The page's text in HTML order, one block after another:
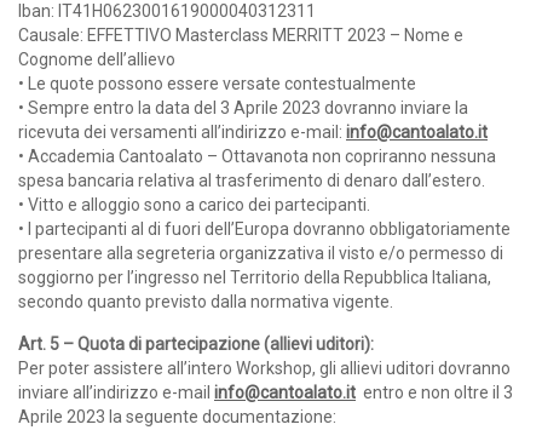
Iban: IT41H0623001619000040312311
Causale: EFFETTIVO Masterclass MERRITT 2023 – Nome e
Cognome dell’allievo
• Le quote possono essere versate contestualmente
• Sempre entro la data del 3 Aprile 2023 dovranno inviare la
ricevuta dei versamenti all’indirizzo e-mail: info@cantoalato.it
• Accademia Cantoalato – Ottavanota non copriranno nessuna
spesa bancaria relativa al trasferimento di denaro dall’estero.
• Vitto e alloggio sono a carico dei partecipanti.
• I partecipanti al di fuori dell’Europa dovranno obbligatoriamente
presentare alla segreteria organizzativa il visto e/o permesso di
soggiorno per l’ingresso nel Territorio della Repubblica Italiana,
secondo quanto previsto dalla normativa vigente.
Art. 5 – Quota di partecipazione (allievi uditori):
Per poter assistere all’intero Workshop, gli allievi uditori dovranno
inviare all’indirizzo e-mail info@cantoalato.it entro e non oltre il 3
Aprile 2023 la seguente documentazione: